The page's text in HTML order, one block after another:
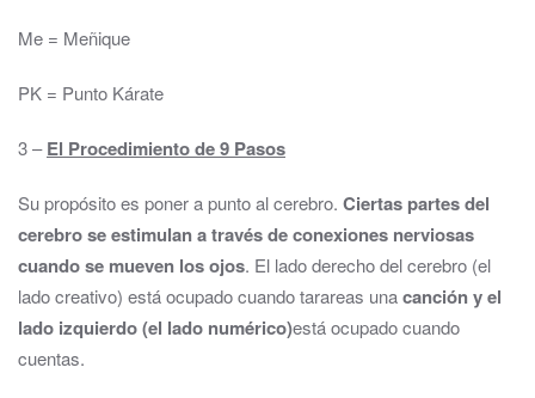
Me = Meñique
PK = Punto Kárate
3 –El Procedimiento de 9 Pasos
Su propósito es poner a punto al cerebro. Ciertas partes del
cerebro se estimulan a través de conexiones nerviosas
cuando se mueven los ojos. El lado derecho del cerebro (el
lado creativo) está ocupado cuando tarareas unacanción y el
lado izquierdo (el lado numérico)está ocupado cuando
cuentas.